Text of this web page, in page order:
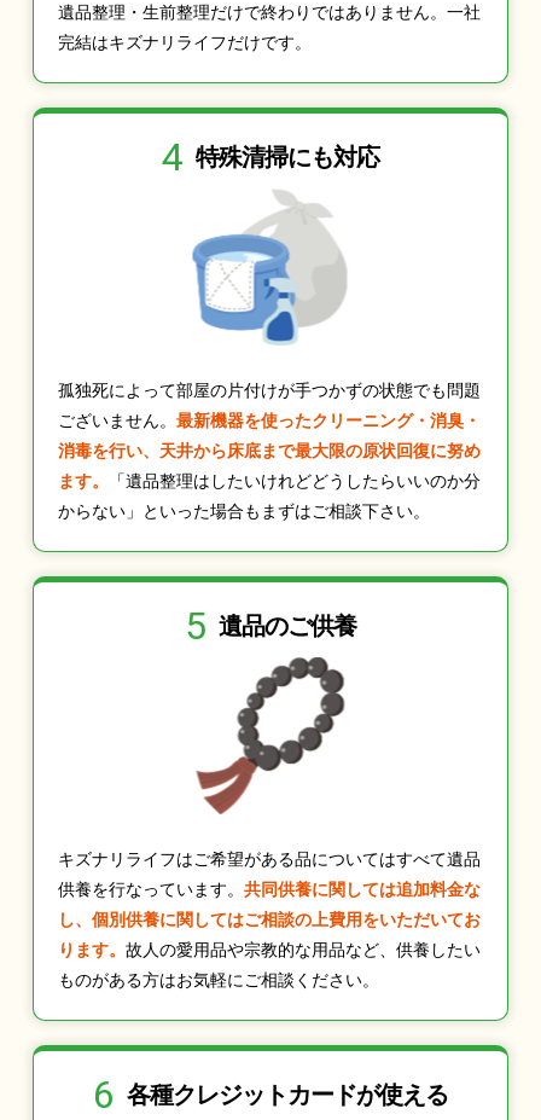
遺品整理・生前整理だけで終わりではありません。一社
完結はキズナリライフだけです。
4 特殊清掃にも対応
孤独死によって部屋の片付けが手つかずの状態でも問題
ございません。 最新機器を使ったクリーニング・消臭・
消毒を行い、天井から床底まで最大限の原状回復に努め
ます。
「遺品整理はしたいけれどどうしたらいいのか分
からない」といった場合もまずはご相談下さい。
5 遺品のご供養
キズナリライフはご希望がある品についてはすべて遺品
供養を行なっています。 共同供養に関しては追加料金な
し、個別供養に関してはご相談の上費用をいただいてお
ります。 故人の愛用品や宗教的な用品など、供養したい
ものがある方はお気軽にご相談ください。
6 各種クレジットカードが使える